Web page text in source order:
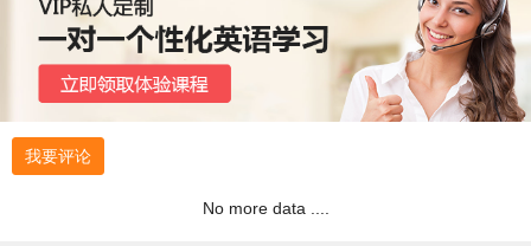
我要评论
No more data ....